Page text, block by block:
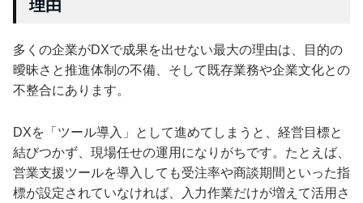
理由
多くの企業がDXで成果を出せない最大の理由は、目的の
曖昧さと推進体制の不備、そして既存業務や企業文化との
不整合にあります。
DXを「ツール導入」として進めてしまうと、経営目標と
結びつかず、現場任せの運用になりがちです。たとえば、
営業支援ツールを導入しても受注率や商談期間といった指
標が設定されていなければ、入力作業だけが増えて活用さ